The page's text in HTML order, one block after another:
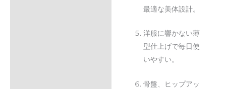
最適な美体設計。
洋服に響かない薄
型仕上げで毎日使
いやすい。
骨盤、ヒップアッ